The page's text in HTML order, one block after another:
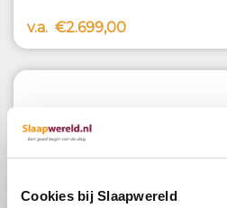
Cookies bij Slaapwereld
v.a. €2.699,00